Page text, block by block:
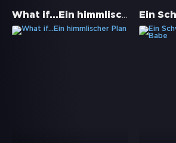
What if...Ein himmlischer Plan